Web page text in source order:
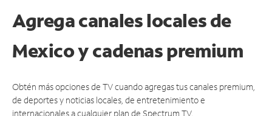
Agrega canales locales de
Mexico y cadenas premium
Obtén más opciones de TV cuando agregas tus canales premium,
de deportes y noticias locales, de entretenimiento e
internacionales a cualquier plan de Spectrum TV.